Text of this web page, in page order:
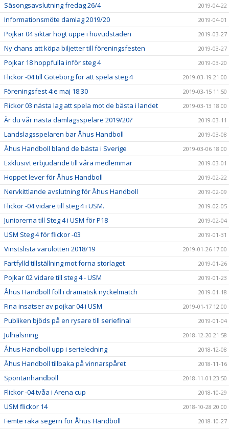
Säsongsavslutning fredag 26/4 2019-04-22
Informationsmöte damlag 2019/20 2019-04-01
Pojkar 04 siktar högt uppe i huvudstaden 2019-03-27
Ny chans att köpa biljetter till föreningsfesten 2019-03-27
Pojkar 18 hoppfulla inför steg 4 2019-03-20
Flickor -04 till Göteborg för att spela steg 4 2019-03-19 21:00
Föreningsfest 4:e maj 18:30 2019-03-15 11:50
Flickor 03 nästa lag att spela mot de bästa i landet 2019-03-13 18:00
Är du vår nästa damlagsspelare 2019/20? 2019-03-11
Landslagsspelaren bar Åhus Handboll 2019-03-08
Åhus Handboll bland de bästa i Sverige 2019-03-06 18:00
Exklusivt erbjudande till våra medlemmar 2019-03-01
Hoppet lever för Åhus Handboll 2019-02-22
Nervkittlande avslutning för Åhus Handboll 2019-02-09
Flickor -04 vidare till steg 4 i USM. 2019-02-05
Juniorerna till Steg 4 i USM för P18 2019-02-04
USM Steg 4 för flickor -03 2019-01-31
Vinstslista varulotteri 2018/19 2019-01-26 17:00
Fartfylld tillställning mot forna storlaget 2019-01-26
Pojkar 02 vidare till steg 4 - USM 2019-01-23
Åhus Handboll föll i dramatisk nyckelmatch 2019-01-18
Fina insatser av pojkar 04 i USM 2019-01-17 12:00
Publiken bjöds på en rysare till seriefinal 2019-01-04
Julhälsning 2018-12-20 21:58
Åhus Handboll upp i serieledning 2018-12-08
Åhus Handboll tillbaka på vinnarspåret 2018-11-16
Spontanhandboll 2018-11-01 23:50
Flickor -04 tvåa i Arena cup 2018-10-29
USM flickor 14 2018-10-28 20:00
Femte raka segern för Åhus Handboll 2018-10-27